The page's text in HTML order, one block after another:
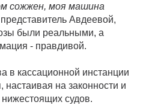
сожжен, моя машина
Авдеевой,
были реальными, а
- правдивой.
в кассационной инстанции
на законности и
судов.